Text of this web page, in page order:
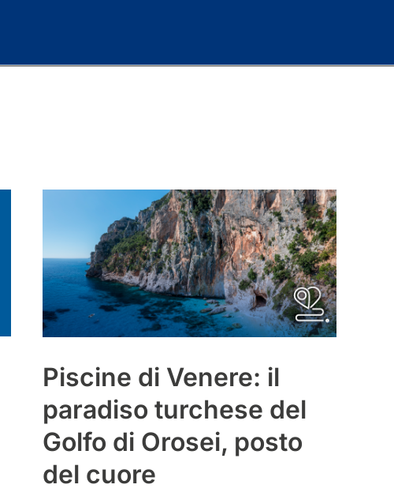
Piscine di Venere: il
paradiso turchese del
Golfo di Orosei, posto
del cuore